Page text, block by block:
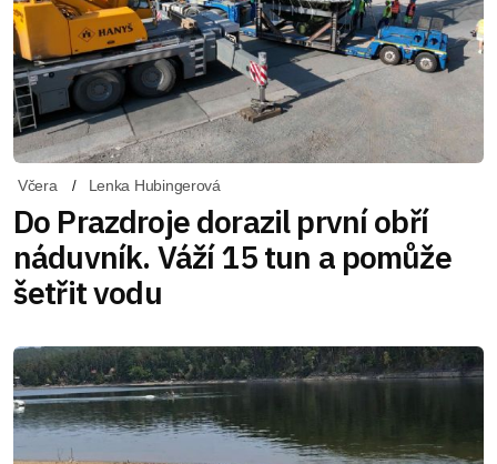
Včera Lenka Hubingerová
Do Prazdroje dorazil první obří
náduvník. Váží 15 tun a pomůže
šetřit vodu